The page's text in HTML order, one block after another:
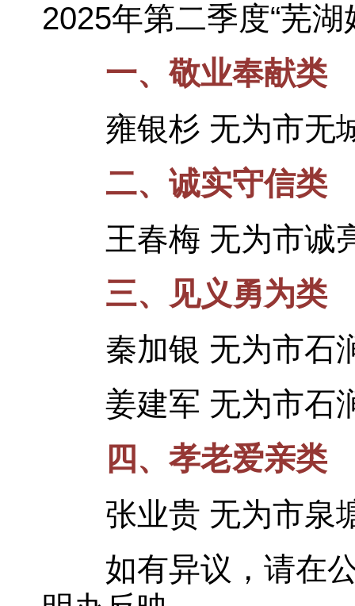
2025年第二季度“芜
一、敬业奉献类
雍银杉 无为市无
二、诚实守信类
王春梅 无为市诚
三、见义勇为类
秦加银 无为市石
姜建军 无为市石
四、孝老爱亲类
张业贵 无为市泉
如有异议，请在公